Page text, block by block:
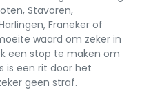
Stavoren,
Franeker of
waard om zeker in
een stop te maken om
is een rit door het
geen straf.